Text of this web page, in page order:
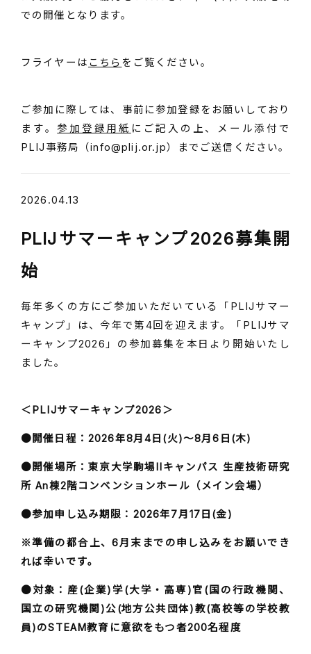
での開催となります。
フライヤーは こちら をご覧ください。
ご参加に際しては、事前に参加登録をお願いしており
ます。参加登録用紙 にご記入の上、メール添付で
PLIJ事務局（info@plij.or.jp）までご送信ください。
2026.04.13
PLIJサマーキャンプ2026募集開
始
毎年多くの方にご参加いただいている「PLIJサマー
キャンプ」は、今年で第4回を迎えます。「PLIJサマ
ーキャンプ2026」の参加募集を本日より開始いたし
ました。
＜PLIJサマーキャンプ2026＞
●開催日程：2026年8月4日(火)～8月6日(木)
●開催場所：東京大学駒場IIキャンパス 生産技術研究
所 An棟2階コンベンションホール（メイン会場）
●参加申し込み期限：2026年7月17日(金)
※準備の都合上、6月末までの申し込みをお願いでき
れば幸いです。
●対象：産(企業)学(大学・高専)官(国の行政機関、
国立の研究機関)公(地方公共団体)教(高校等の学校教
員)のSTEAM教育に意欲をもつ者200名程度